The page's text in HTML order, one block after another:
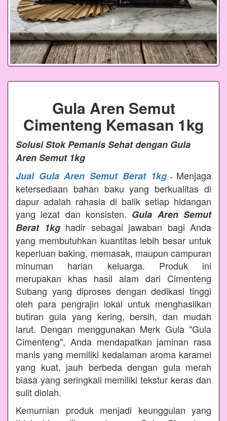
Gula Aren Semut
Cimenteng Kemasan 1kg
Solusi Stok Pemanis Sehat dengan Gula
Aren Semut 1kg
Jual Gula Aren Semut Berat 1kg- Menjaga
ketersediaan bahan baku yang berkualitas di
dapur adalah rahasia di balik setiap hidangan
yang lezat dan konsisten. Gula Aren Semut
Berat 1kghadir sebagai jawaban bagi Anda
yang membutuhkan kuantitas lebih besar untuk
keperluan baking, memasak, maupun campuran
minuman harian keluarga. Produk ini
merupakan khas hasil alam dari Cimenteng
Subang yang diproses dengan dedikasi tinggi
oleh para pengrajin lokal untuk menghasilkan
butiran gula yang kering, bersih, dan mudah
larut. Dengan menggunakan Merk Gula "Gula
Cimenteng", Anda mendapatkan jaminan rasa
manis yang memiliki kedalaman aroma karamel
yang kuat, jauh berbeda dengan gula merah
biasa yang seringkali memiliki tekstur keras dan
sulit diolah.
Kemurnian produk menjadi keunggulan yang